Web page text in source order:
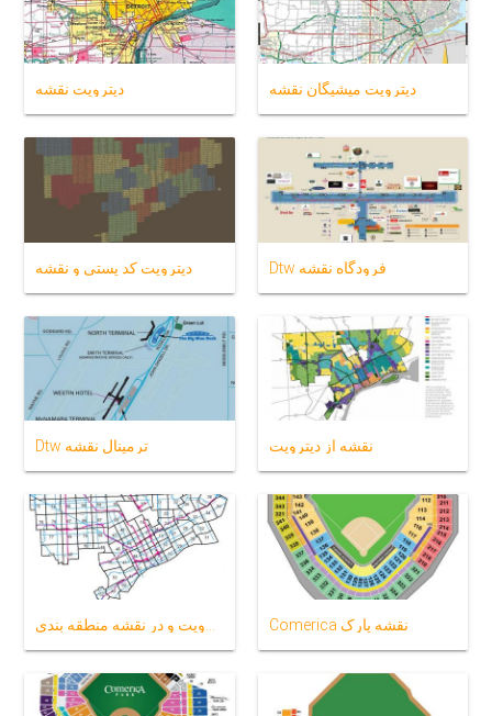
دیترویت نقشه دیترویت میشیگان نقشه
دیترویت کد پستی و نقشه Dtw فرودگاه نقشه
Dtw ترمینال نقشه نقشه از دیترویت
Comerica نقشه پارک